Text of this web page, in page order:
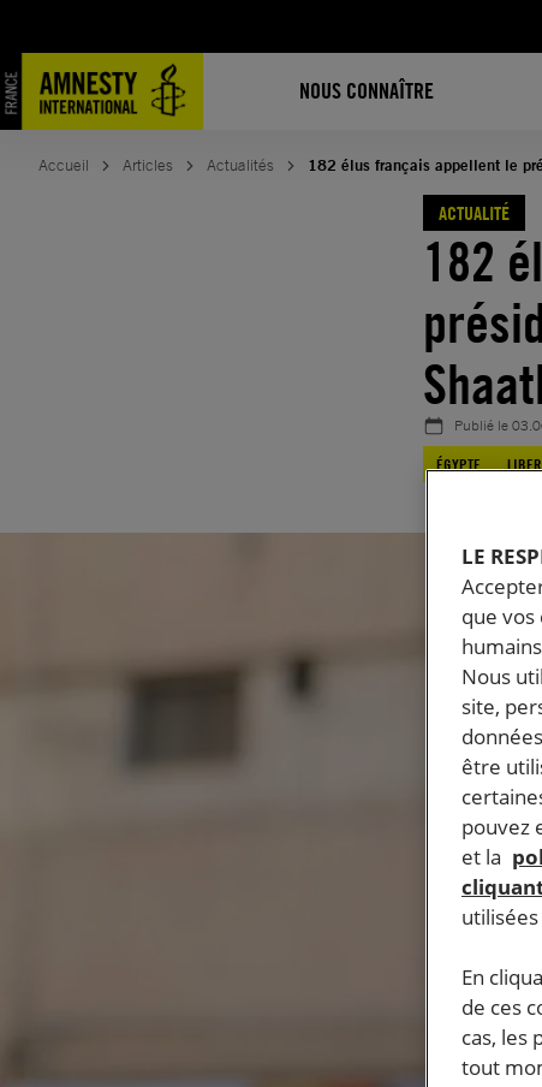
NOUS CONNAÎTRE
contenu
Accueil Articles Actualités 182 élus français appellent le
ACTUALITÉ
182
Publié le
ÉGYPTE
LE
que
Nous
site,
être
pouvez
et la
En
de ces
cas, les
tout